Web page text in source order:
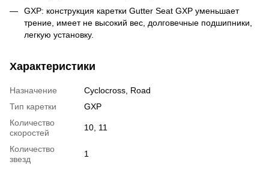
GXP: конструкция каретки Gutter Seat GXP уменьшает
трение, имеет не высокий вес, долговечные подшипники,
легкую установку.
Характеристики
Назначение
Cyclocross, Road
Тип каретки
GXP
Количество
скоростей
10, 11
Количество
звезд
1